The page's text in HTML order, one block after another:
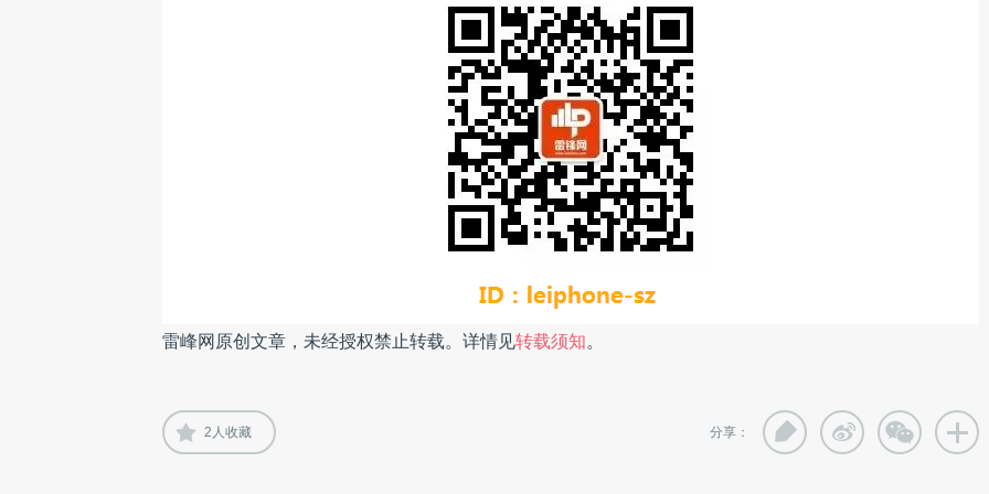
雷峰网原创文章，未经授权禁止转载。详情见转载须知。
2 人收藏 分享：